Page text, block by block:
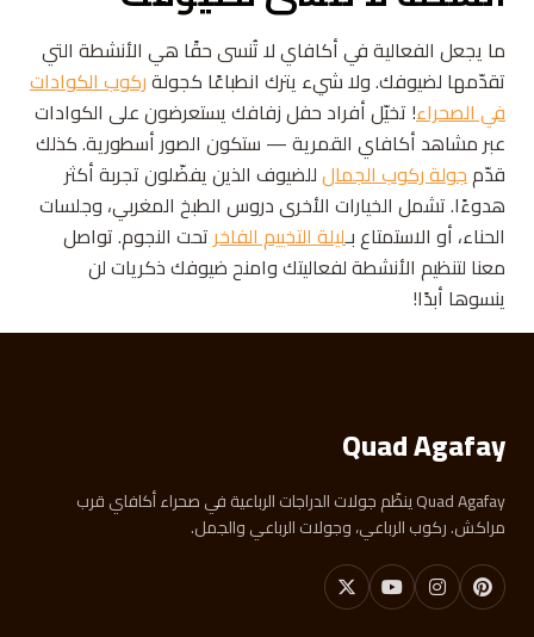
ما يجعل الفعالية في أكافاي لا تُنسى حقًا هي الأنشطة التي
تقدّمها لضيوفك. ولا شيء يترك انطباعًا كجولةركوب الكوادات
في الصحراء! تخيّل أفراد حفل زفافك يستعرضون على الكوادات
عبر مشاهد أكافاي القمرية — ستكون الصور أسطورية. كذلك
قدّمجولة ركوب الجمالللضيوف الذين يفضّلون تجربة أكثر
هدوءًا. تشمل الخيارات الأخرى دروس الطبخ المغربي، وجلسات
الحناء، أو الاستمتاع بـليلة التخييم الفاخرتحت النجوم. تواصل
معنا لتنظيم الأنشطة لفعاليتك وامنح ضيوفك ذكريات لن
ينسوها أبدًا!
Quad Agafay
Quad Agafay ينظّم جولات الدراجات الرباعية في صحراء أكافاي قرب
مراكش. ركوب الرباعي، وجولات الرباعي والجمل.